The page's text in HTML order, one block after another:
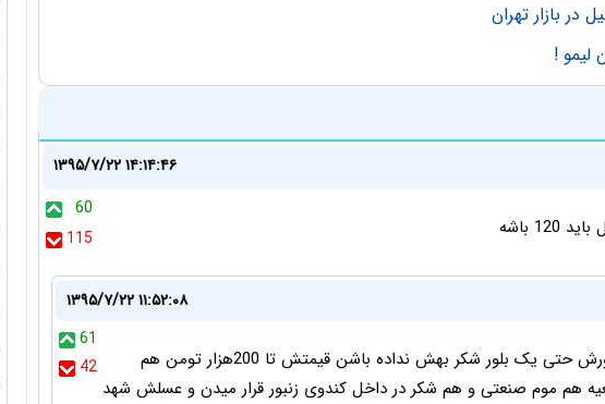
بازار تهران
لیمو !
۱۳۹۵/۷/۲۲ ۱۴:۱۴:۴۶
60
115
۱۳۹۵/۷/۲۲ ۱۱:۵۲:۰۸
61
42
عسل اگر واقعا طبیعی و زنبورش حتی یک بلور شکر بهش نداده باشن قیمتش تا 200هزار تومن هم
هم موم صنعتی و هم شکر در داخل کندوی زنبور قرار میدن و عسلش شهد